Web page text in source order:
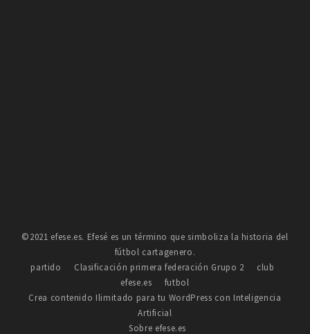
©2021 efese.es. Efesé es un término que simboliza la historia del
fútbol cartagenero.
partido
Clasificación primera federación Grupo 2
club
efese.es
futbol
Crea contenido Ilimitado para tu WordPress con Inteligencia
Artificial
Sobre efese.es